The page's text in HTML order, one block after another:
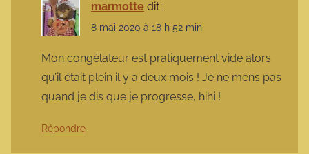
marmotte dit :
8 mai 2020 à 18 h 52 min
Mon congélateur est pratiquement vide alors
qu’il était plein il y a deux mois ! Je ne mens pas
quand je dis que je progresse, hihi !
Répondre